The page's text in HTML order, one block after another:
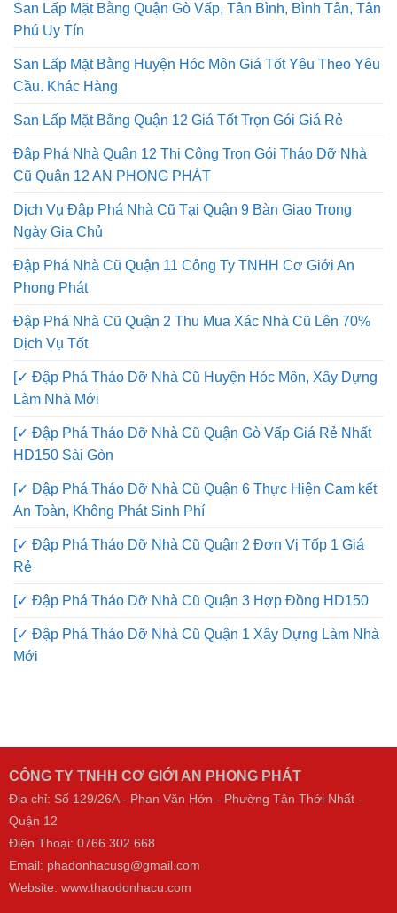
San Lấp Mặt Bằng Quận Gò Vấp, Tân Bình, Bình Tân, Tân
Phú Uy Tín
San Lấp Mặt Bằng Huyện Hóc Môn Giá Tốt Yêu Theo Yêu
Cầu. Khác Hàng
San Lấp Mặt Bằng Quận 12 Giá Tốt Trọn Gói Giá Rẻ
Đập Phá Nhà Quận 12 Thi Công Trọn Gói Tháo Dỡ Nhà
Cũ Quận 12 AN PHONG PHÁT
Dịch Vụ Đập Phá Nhà Cũ Tại Quận 9 Bàn Giao Trong
Ngày Gia Chủ
Đập Phá Nhà Cũ Quận 11 Công Ty TNHH Cơ Giới An
Phong Phát
Đập Phá Nhà Cũ Quận 2 Thu Mua Xác Nhà Cũ Lên 70%
Dịch Vụ Tốt
[✓ Đập Phá Tháo Dỡ Nhà Cũ Huyện Hóc Môn, Xây Dựng
Làm Nhà Mới
[✓ Đập Phá Tháo Dỡ Nhà Cũ Quận Gò Vấp Giá Rẻ Nhất
HD150 Sài Gòn
[✓ Đập Phá Tháo Dỡ Nhà Cũ Quận 6 Thực Hiện Cam kết
An Toàn, Không Phát Sinh Phí
[✓ Đập Phá Tháo Dỡ Nhà Cũ Quận 2 Đơn Vị Tốp 1 Giá
Rẻ
[✓ Đập Phá Tháo Dỡ Nhà Cũ Quận 3 Hợp Đồng HD150
[✓ Đập Phá Tháo Dỡ Nhà Cũ Quận 1 Xây Dựng Làm Nhà
Mới
CÔNG TY TNHH CƠ GIỚI AN PHONG PHÁT
Địa chỉ: Số 129/26A - Phan Văn Hớn - Phường Tân Thới Nhất -
Quận 12
Điện Thoại: 0766 302 668
Email: phadonhacusg@gmail.com
Website: www.thaodonhacu.com